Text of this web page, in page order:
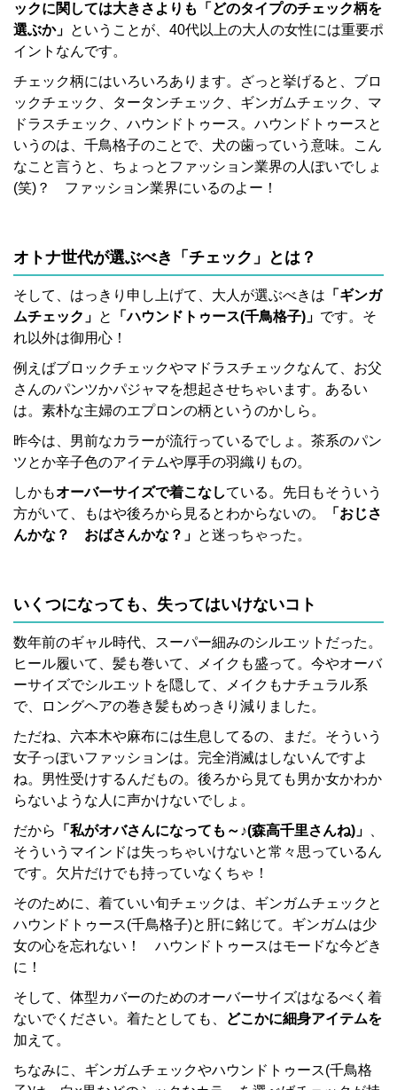
ックに関しては大きさよりも「どのタイプのチェック柄を
選ぶか」 ということが、40代以上の大人の女性には重要ポ
イントなんです。
チェック柄にはいろいろあります。ざっと挙げると、ブロ
ックチェック、タータンチェック、ギンガムチェック、マ
ドラスチェック、ハウンドトゥース。ハウンドトゥースと
いうのは、千鳥格子のことで、犬の歯っていう意味。こん
なこと言うと、ちょっとファッション業界の人ぽいでしょ
(笑)？ ファッション業界にいるのよー！
オトナ世代が選ぶべき「チェック」とは？
そして、はっきり申し上げて、大人が選ぶべきは 「ギンガ
ムチェック」 と 「ハウンドトゥース(千鳥格子)」 です。そ
れ以外は御用心！
例えばブロックチェックやマドラスチェックなんて、お父
さんのパンツかパジャマを想起させちゃいます。あるい
は。素朴な主婦のエプロンの柄というのかしら。
昨今は、男前なカラーが流行っているでしょ。茶系のパン
ツとか辛子色のアイテムや厚手の羽織りもの。
しかもオーバーサイズで着こなしている。先日もそういう
方がいて、もはや後ろから見るとわからないの。
「おじさ
んかな？ おばさんかな？」 と迷っちゃった。
いくつになっても、失ってはいけないコト
数年前のギャル時代、スーパー細みのシルエットだった。
ヒール履いて、髪も巻いて、メイクも盛って。今やオーバ
ーサイズでシルエットを隠して、メイクもナチュラル系
で、ロングヘアの巻き髪もめっきり減りました。
ただね、六本木や麻布には生息してるの、まだ。そういう
女子っぽいファッションは。完全消滅はしないんですよ
ね。男性受けするんだもの。後ろから見ても男か女かわか
らないような人に声かけないでしょ。
だから
「私がオバさんになっても～♪(森高千里さんね)」
そういうマインドは失っちゃいけないと常々思っているん
です。欠片だけでも持っていなくちゃ！
そのために、着ていい旬チェックは、ギンガムチェックと
ハウンドトゥース(千鳥格子)と肝に銘じて。ギンガムは少
女の心を忘れない！ ハウンドトゥースはモードな今どき
に！
そして、体型カバーのためのオーバーサイズはなるべく着
ないでください。着たとしても、
どこかに細身アイテムを
加えて。
ちなみに、ギンガムチェックやハウンドトゥース(千鳥格